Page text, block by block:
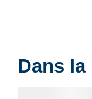
Dans